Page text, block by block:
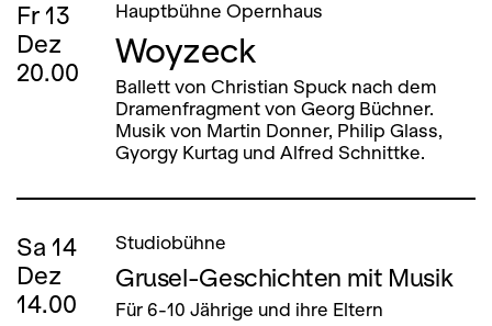
Fr 13
Dez
20.00
Hauptbühne Opernhaus
Woyzeck
Ballett von Christian Spuck nach dem
Dramenfragment von Georg Büchner.
Musik von Martin Donner, Philip Glass,
Gyorgy Kurtag und Alfred Schnittke.
Sa 14
Dez
14.00
Studiobühne
Grusel-Geschichten mit Musik
Für 6-10 Jährige und ihre Eltern